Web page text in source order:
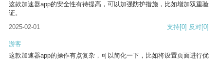
这款加速器app的安全性有待提高，可以加强防护措施，比如增加双重验
证。
2025-02-01
支持[0] 反对[0]
游客
这款加速器app的操作有点复杂，可以简化一下，比如将设置页面进行优